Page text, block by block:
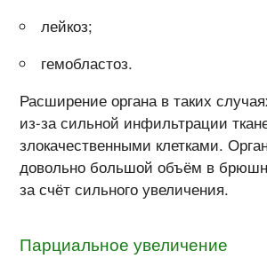
лейкоз;
гемобластоз.
Расширение органа в таких
из-за сильной инфильтрации
злокачественными клетками.
довольно большой объём в
за счёт сильного увеличения.
Парциальное увеличение